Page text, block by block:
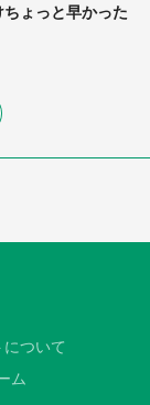
ょっと早かった
ついて
ム